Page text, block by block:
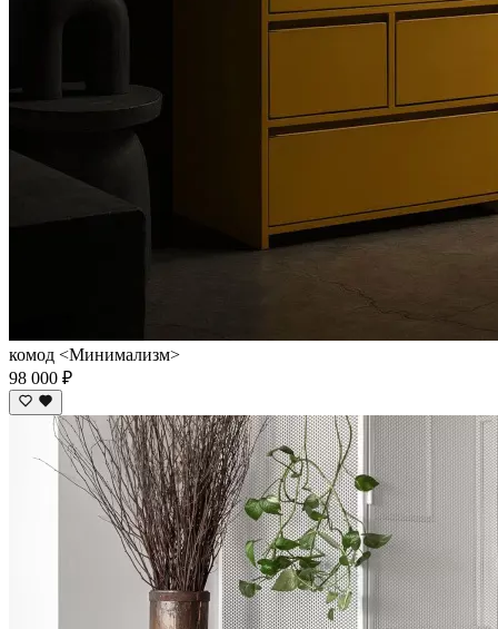
комод <Минимализм>
98 000 ₽